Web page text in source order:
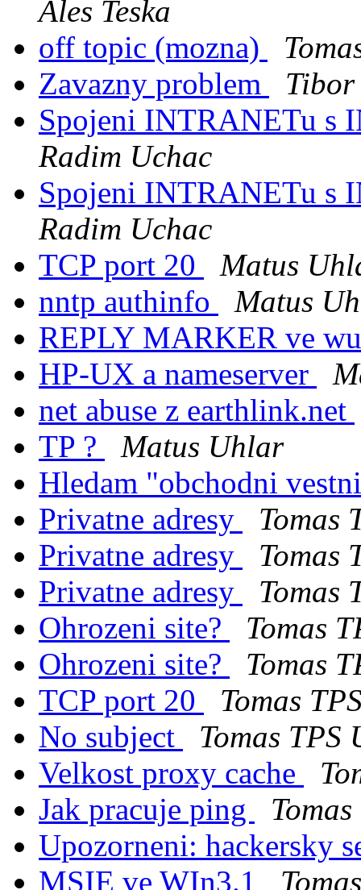
Ales Teska
off topic (mozna)
Zavazny problem
Spojeni INTRANETu s
Radim Uchac
Spojeni INTRANETu s
Radim Uchac
TCP port 20
Matus
nntp authinfo
Matus
REPLY MARKER ve
HP-UX a nameserver
net abuse z earthlink.net
TP ?
Matus Uhlar
Hledam "obchodni
Privatne adresy
Tomas
Privatne adresy
Tomas
Privatne adresy
Tomas
Ohrozeni site?
Tomas
Ohrozeni site?
Tomas
TCP port 20
Tomas
No subject
Tomas TPS
Velkost proxy cache
Jak pracuje ping
Upozorneni: hackersky
MSIE ve WIn3.1